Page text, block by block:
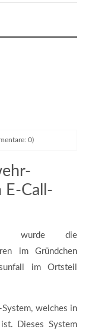
0)
E-Call-
wurde die
im Gründchen
im Ortsteil
welches in
Dieses System